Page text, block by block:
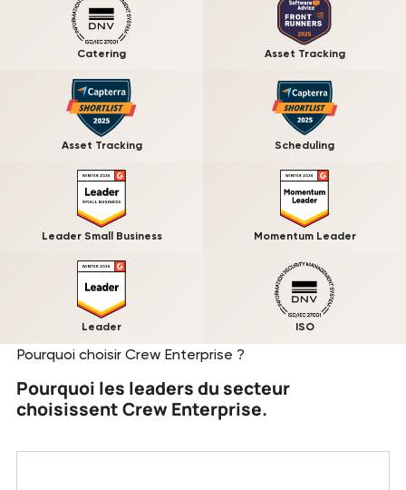
Catering Asset Tracking
Asset Tracking Scheduling
Leader Small Business Momentum Leader
Leader ISO
Pourquoi choisir Crew Enterprise ?
Pourquoi les leaders du secteur
choisissent Crew Enterprise.